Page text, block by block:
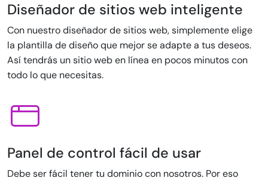
Diseñador de sitios web inteligente
Con nuestro diseñador de sitios web, simplemente elige
la plantilla de diseño que mejor se adapte a tus deseos.
Así tendrás un sitio web en línea en pocos minutos con
todo lo que necesitas.
Panel de control fácil de usar
Debe ser fácil tener tu dominio con nosotros. Por eso